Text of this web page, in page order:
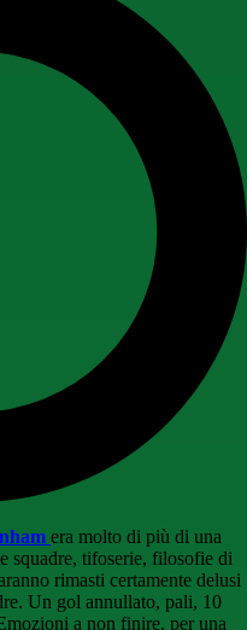
era molto di più di una
squadre, tifoserie, filosofie di
rimasti certamente delusi
Un gol annullato, pali, 10
a non finire, per una